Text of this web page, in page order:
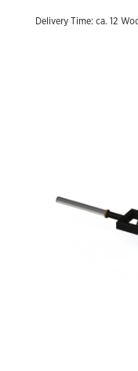
Delivery Time: ca. 12